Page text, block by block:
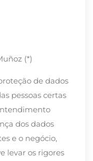
(*)
de dados
pessoas certas
dos dados
e o negócio,
levar os rigores